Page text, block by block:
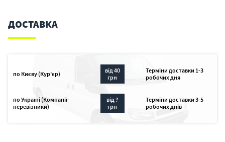
ДОСТАВКА
по Києву (Кур'єр)
від 40
грн
Терміни доставки 1-3
робочих дня
по Україні (Компанії-
перевізники)
від ?
грн
Терміни доставки 3-5
робочих днів